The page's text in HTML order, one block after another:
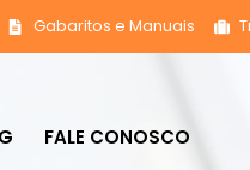
Gabaritos e Manuais
FALE CONOSCO